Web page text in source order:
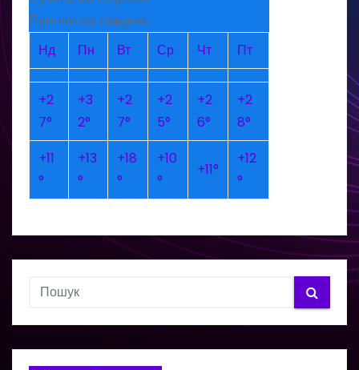
Прогноз на тиждень
Нд
Пн Вт Ср Чт Пт
+2
7°
+3
2°
+2
7°
+2
5°
+2
6°
+2
8°
+11
°
+13
°
+18
°
+10
°
+11°
+12
°